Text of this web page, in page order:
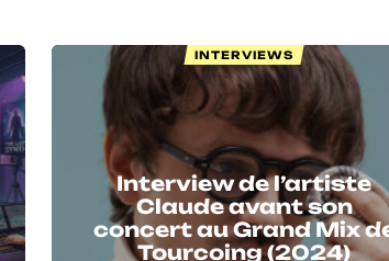
INTERVIEWS
Interview de l’artiste
Claude avant son
concert au Grand Mix
Tourcoing (2024)